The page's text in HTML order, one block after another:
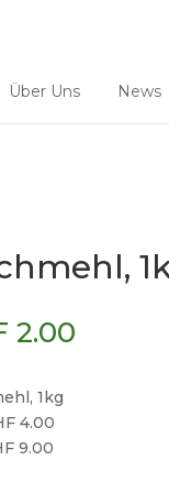
Über Uns News
2.00
1kg
4.00
9.00